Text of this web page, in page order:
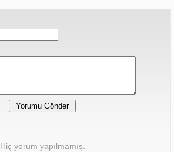
Hiç yorum yapılmamış.